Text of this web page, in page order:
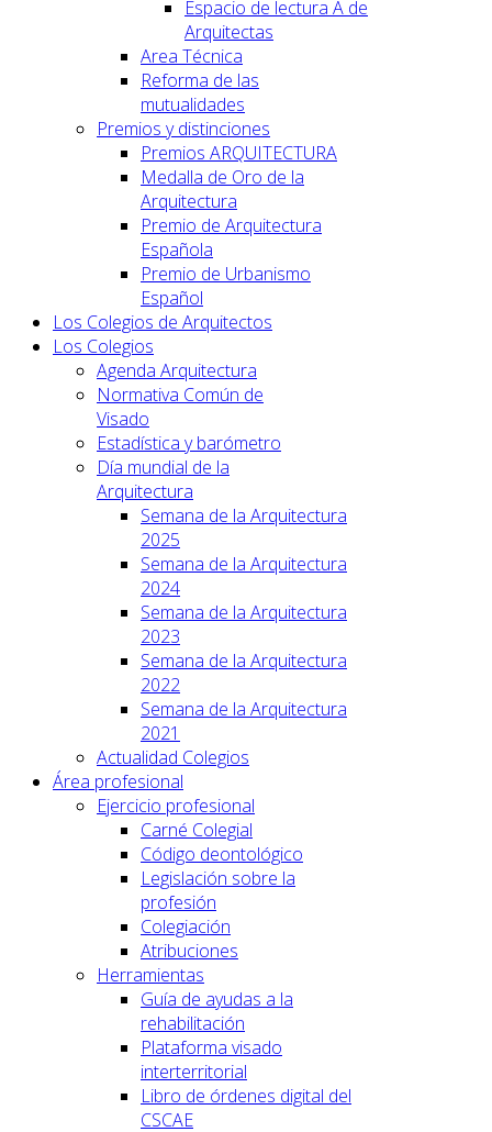
Espacio de lectura A de
Arquitectas
Area Técnica
Reforma de las
mutualidades
Premios y distinciones
Premios ARQUITECTURA
Medalla de Oro de la
Arquitectura
Premio de Arquitectura
Española
Premio de Urbanismo
Español
Los Colegios de Arquitectos
Los Colegios
Agenda Arquitectura
Normativa Común de
Visado
Estadística y barómetro
Día mundial de la
Arquitectura
Semana de la Arquitectura
2025
Semana de la Arquitectura
2024
Semana de la Arquitectura
2023
Semana de la Arquitectura
2022
Semana de la Arquitectura
2021
Actualidad Colegios
Área profesional
Ejercicio profesional
Carné Colegial
Código deontológico
Legislación sobre la
profesión
Colegiación
Atribuciones
Herramientas
Guía de ayudas a la
rehabilitación
Plataforma visado
interterritorial
Libro de órdenes digital del
CSCAE